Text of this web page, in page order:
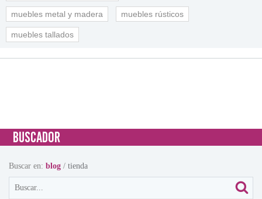
muebles metal y madera muebles rústicos
muebles tallados
BUSCADOR
Buscar en: blog / tienda